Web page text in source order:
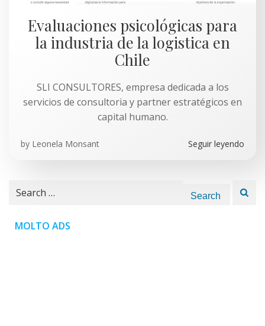
Evaluaciones psicológicas para
la industria de la logistica en
Chile
SLI CONSULTORES, empresa dedicada a los
servicios de consultoria y partner estratégicos en
capital humano.
by Leonela Monsant Seguir leyendo
Search
MOLTO ADS